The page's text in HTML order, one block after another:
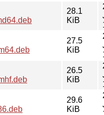
28.1
KiB
27.5
KiB
26.5
KiB
29.6
KiB